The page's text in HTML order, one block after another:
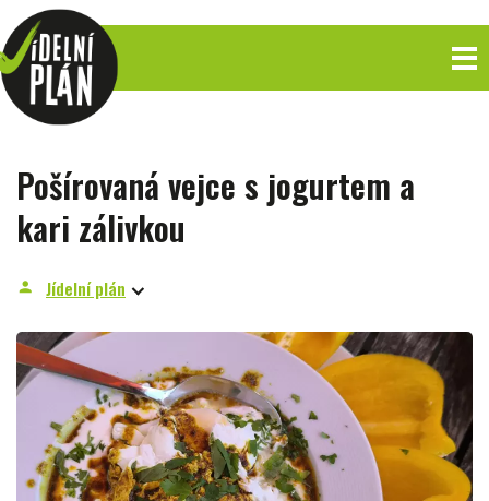
Pošírovaná vejce s jogurtem a
kari zálivkou
person Jídelní plán